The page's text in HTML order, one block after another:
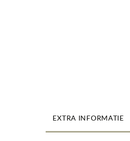
EXTRA INFORMATIE